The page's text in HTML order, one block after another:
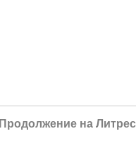
Продолжение на Литрес